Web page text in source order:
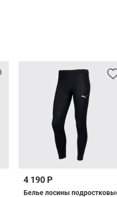
4 190 Р
Белье лосины